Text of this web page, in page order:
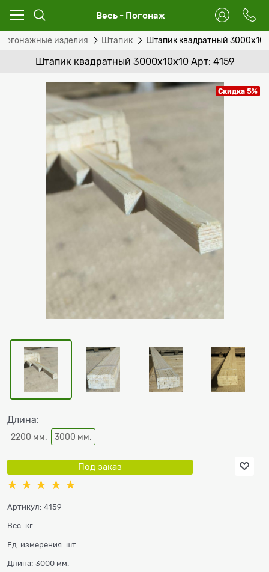
Весь - Погонаж
Погонажные изделия Штапик Штапик квадратный
Штапик квадратный 3000x10x10 Арт: 4159
Скидка 5%
Длина:
2200 мм. 3000 мм.
Под заказ
Артикул: 4159
Вес: кг.
Ед. измерения: шт.
Длина: 3000 мм.